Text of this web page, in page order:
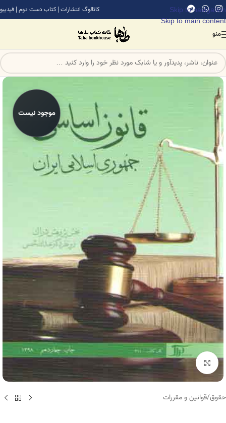
Skip to navigation
Skip to main content
کاتالوگ انتشارات | کتاب دست دوم | فیدیبو
منو
موجود نیست
برای بزرگنمایی کلیک کنید
حقوق/قوانین و مقررات